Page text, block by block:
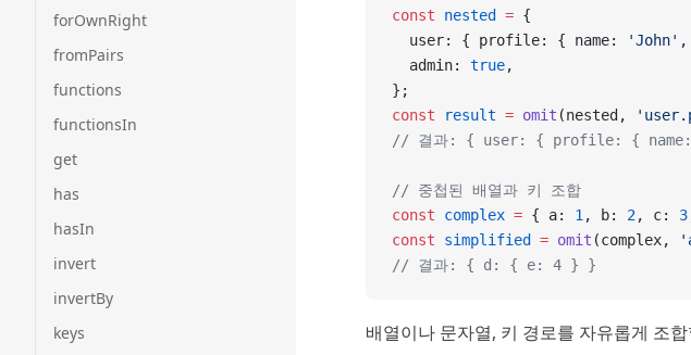
forOwnRight
fromPairs
functions
functionsIn
get
has
hasIn
invert
invertBy
keys
const nested = {
  user: { profile: { name:
'John' ,
  admin:
true,
};
const result = omit (nested,
// 결과: { user: { profile: {
// 중첩된 배열과 키 조합
const complex = { a: 1 , b: 2, c: 3
const simplified = omit (complex,
// 결과: { d: { e: 4 } }
배열이나 문자열, 키 경로를 자유롭게 조